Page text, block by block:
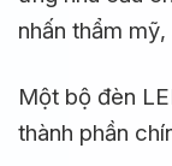
nhấn thẩm
Một bộ đèn
thành phần